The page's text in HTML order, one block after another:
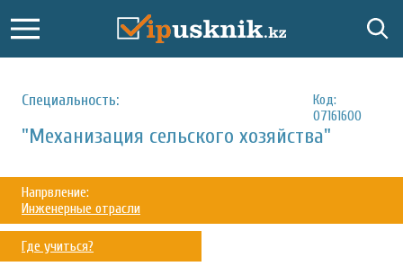
Специальность:
Код:
07161600
"Механизация сельского хозяйства"
Напрвление:
Инженерные отрасли
Где учиться?